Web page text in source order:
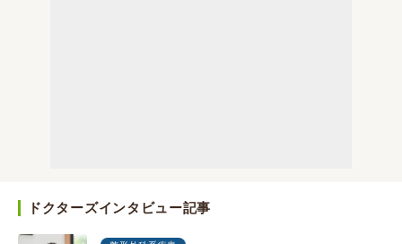
ドクターズインタビュー記事